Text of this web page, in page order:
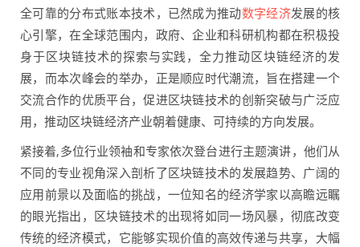
全可靠的分布式账本技术，已然成为推动数字经济发展的核
心引擎，在全球范围内，政府、企业和科研机构都在积极投
身于区块链技术的探索与实践，全力推动区块链经济的发
展，而本次峰会的举办，正是顺应时代潮流，旨在搭建一个
交流合作的优质平台，促进区块链技术的创新突破与广泛应
用，推动区块链经济产业朝着健康、可持续的方向发展。
紧接着,多位行业领袖和专家依次登台进行主题演讲，他们从
不同的专业视角深入剖析了区块链技术的发展趋势、广阔的
应用前景以及面临的挑战，一位知名的经济学家以高瞻远瞩
的眼光指出，区块链技术的出现将如同一场风暴，彻底改变
传统的经济模式，它能够实现价值的高效传递与共享，大幅